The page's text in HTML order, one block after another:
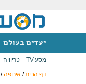
יעדים בעולם
מסע TV טריוויה
דף הבית/ אירופה/